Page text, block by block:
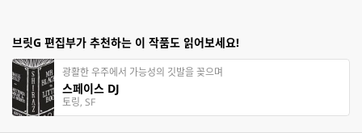
브릿G 편집부가 추천하는 이 작품도 읽어보세요!
광활한 우주에서 가능성의 깃발을 꽂으며
스페이스 DJ
토링, SF